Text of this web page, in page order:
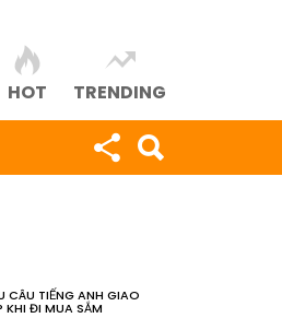
HOT TRENDING
CÂU TIẾNG ANH GIAO
KHI ĐI MUA SẮM